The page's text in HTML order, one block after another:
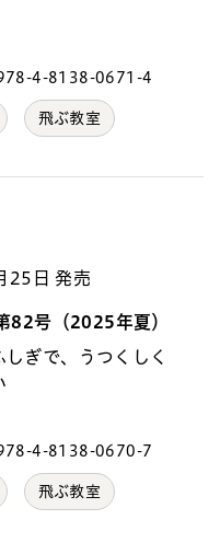
4-8138-0671-4
飛ぶ教室
25日 発売
82号（2025年夏）
しぎで、うつくしく
4-8138-0670-7
飛ぶ教室